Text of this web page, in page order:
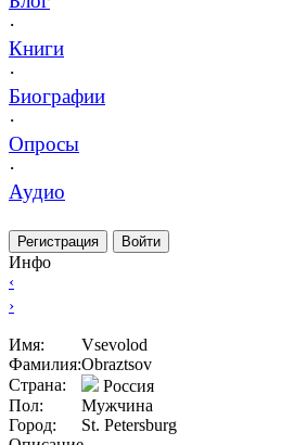
·
Книги
·
Биографии
·
Опросы
·
Аудио
Регистрация Войти
Инфо
‹
›
Имя:
Vsevolod
Фамилия:Obraztsov
Страна:
Россия
Пол:
Мужчина
Город:
St. Petersburg